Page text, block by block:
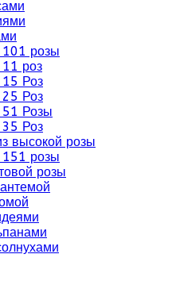
101 розы
11 роз
15 Роз
25 Роз
51 Розы
35 Роз
высокой розы
151 розы
розы